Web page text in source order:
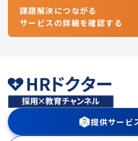
課題解決につながる
サービスの詳細を確認する
提供サービ